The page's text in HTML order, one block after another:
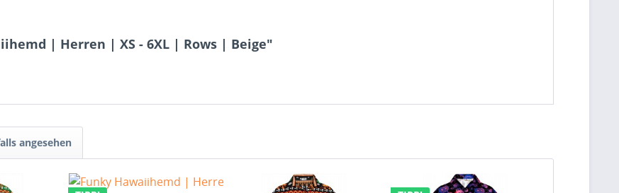
| Herren | XS - 6XL | Rows | Beige"
angesehen